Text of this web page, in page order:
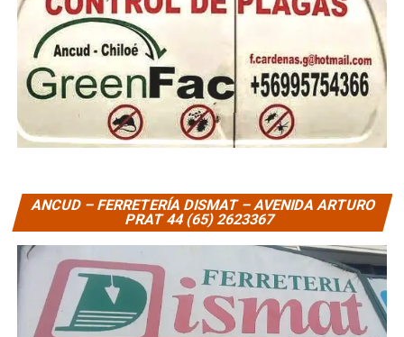
ANCUD – FERRETERÍA DISMAT – AVENIDA ARTURO
PRAT 44 (65) 2623367